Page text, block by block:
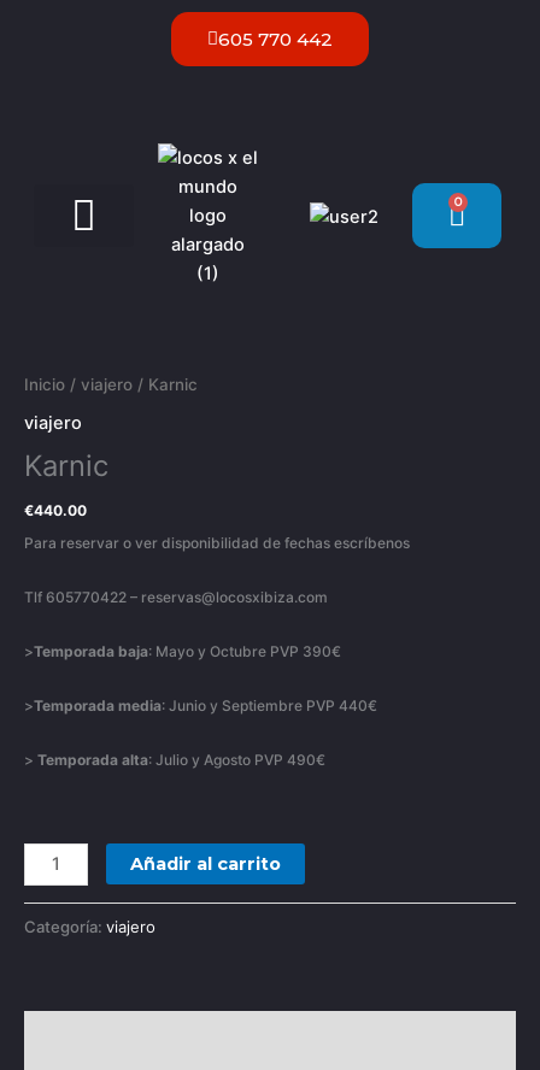
605 770 442
0
Inicio / viajero / Karnic
viajero
Karnic
€440.00
Para reservar o ver disponibilidad de fechas escríbenos
Tlf 605770422 – reservas@locosxibiza.com
>Temporada baja: Mayo y Octubre PVP 390€
>Temporada media: Junio y Septiembre PVP 440€
> Temporada alta: Julio y Agosto PVP 490€
Añadir al carrito
Categoría: viajero